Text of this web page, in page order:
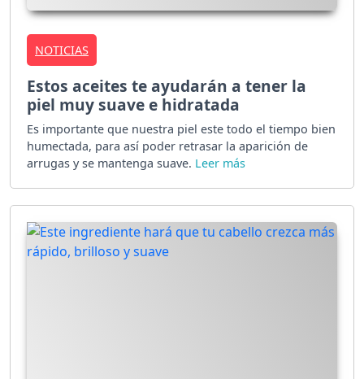
NOTICIAS
Estos aceites te ayudarán a tener la
piel muy suave e hidratada
Es importante que nuestra piel este todo el tiempo bien
humectada, para así poder retrasar la aparición de
arrugas y se mantenga suave.